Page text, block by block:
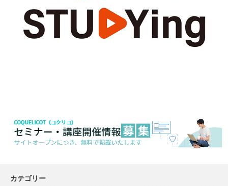
カテゴリー